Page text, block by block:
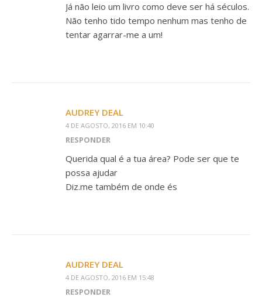
Já não leio um livro como deve ser há séculos.
Não tenho tido tempo nenhum mas tenho de
tentar agarrar-me a um!
AUDREY DEAL
4 DE AGOSTO, 2016 EM 10:40
RESPONDER
Querida qual é a tua área? Pode ser que te
possa ajudar
Diz.me também de onde és
AUDREY DEAL
4 DE AGOSTO, 2016 EM 15:48
RESPONDER